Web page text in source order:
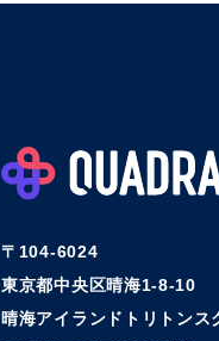
〒104-6024
東京都中央区晴海1-8-10
晴海アイランドトリトンス